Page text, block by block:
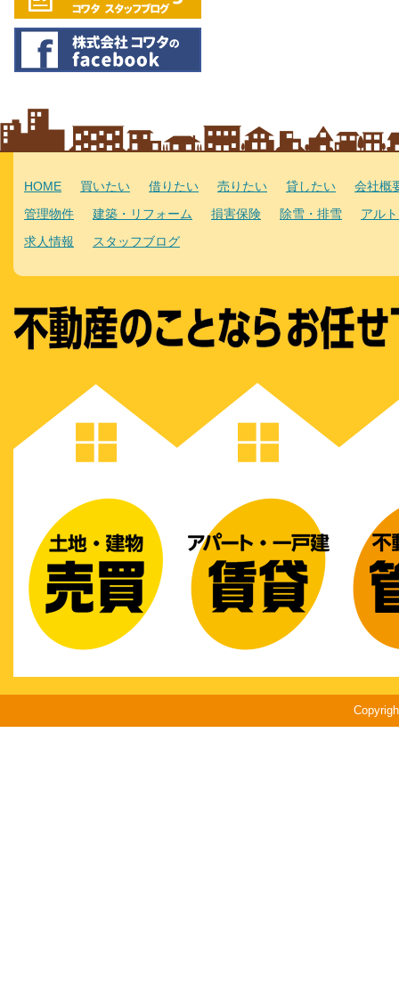
HOME 買いたい 借りたい 売りたい 貸したい 会社概
管理物件 建築・リフォーム 損害保険 除雪・排雪 アル
求人情報 スタッフブログ